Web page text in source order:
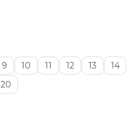
9 10 11 12 13
14
20